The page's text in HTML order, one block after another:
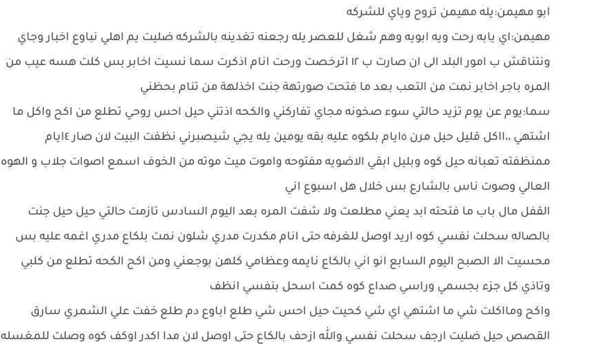
ابو مهيمن:يله مهيمن تروح وياي للشركه
مهيمن:اي يابه رحت ويه ابويه وهم شغل للعصر يله رجعنه تغدينه بالشركه ضليت يم اهلي نباوع اخبار وجاي
ونتناقش ب امور البلد الى ان صارت ب ١٢ اترخصت ورحت انام اذكرت سما نسيت اخابر بس كلت هسه عيب من
المره باجر اخابر نمت من التعب بعد ما فتحت صورتهة جنت اخذلهة من تنام بحظني
سما:يوم عن يوم تزيد حالتي سوء صخونه مجاي تفاركني والكحه اذتني حيل احس روحي تطلع من اكح واكل ما
اشتهي ،،ااكل قليل حيل مرن ٥ايام بلكوه عليه بقه يومين يله يجي شيصبرني نظفت البيت لان صار ٤ايام
ممنظفته تعبانه حيل كوه وبليل ابقي الاضويه مفتوحه واموت ميت موته من الخوف اسمع اصوات جلاب و الهوه
العالي وصوت ناس بالشارع بس خلال هل اسبوع اني
القفل مال باب ما فتحته ابد يعني مطلعت ولا شفت المره بعد اليوم السادس تازمت حالتي حيل حيل جنت
بالصاله سحلت نفسي كوه اريد اوصل للغرفه حتى انام مكدرت مدري شلون نمت بلكاع مدري اغمه عليه بس
محسيت الا الصبح اليوم السابع انو اني بالكاع نايمه وعظامي كلهن بوجعني ومن اكح الكحه تطلع من كلبي
وتاذي كل جزء بجسمي وراسي صداع كوه كمت اسحل بنفسي انظف
واكح ومااكلت شي ما اشتهي اي شي كحيت حيل احس شي طلع اباوع دم طلع خفت علي الشمري سارق
القصص حيل ضليت ارجف سحلت نفسي والله ازحف بالكاع حتى اوصل لان مدا اكدر اوكف كوه وصلت للمغسله